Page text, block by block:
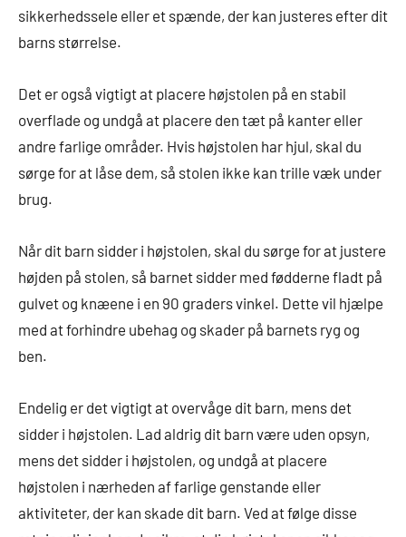
sikkerhedssele eller et spænde, der kan justeres efter dit
barns størrelse.
Det er også vigtigt at placere højstolen på en stabil
overflade og undgå at placere den tæt på kanter eller
andre farlige områder. Hvis højstolen har hjul, skal du
sørge for at låse dem, så stolen ikke kan trille væk under
brug.
Når dit barn sidder i højstolen, skal du sørge for at justere
højden på stolen, så barnet sidder med fødderne fladt på
gulvet og knæene i en 90 graders vinkel. Dette vil hjælpe
med at forhindre ubehag og skader på barnets ryg og
ben.
Endelig er det vigtigt at overvåge dit barn, mens det
sidder i højstolen. Lad aldrig dit barn være uden opsyn,
mens det sidder i højstolen, og undgå at placere
højstolen i nærheden af farlige genstande eller
aktiviteter, der kan skade dit barn. Ved at følge disse